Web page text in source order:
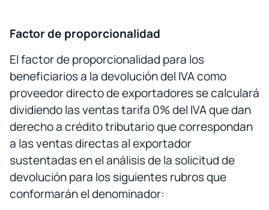
Factor de proporcionalidad
El factor de proporcionalidad para los
beneficiarios a la devolución del IVA como
proveedor directo de exportadores se calculará
dividiendo las ventas tarifa 0% del IVA que dan
derecho a crédito tributario que correspondan
a las ventas directas al exportador
sustentadas en el análisis de la solicitud de
devolución para los siguientes rubros que
conformarán el denominador: